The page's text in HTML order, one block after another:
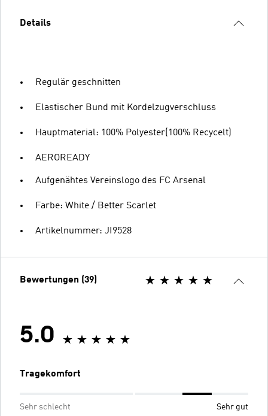
Details
Regulär geschnitten
Elastischer Bund mit Kordelzugverschluss
Hauptmaterial: 100% Polyester(100% Recycelt)
AEROREADY
Aufgenähtes Vereinslogo des FC Arsenal
Farbe: White / Better Scarlet
Artikelnummer: JI9528
Bewertungen (39)
5.0
Tragekomfort
Sehr schlecht Sehr gut